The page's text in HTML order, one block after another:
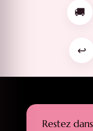
🚚
↩️
Restez